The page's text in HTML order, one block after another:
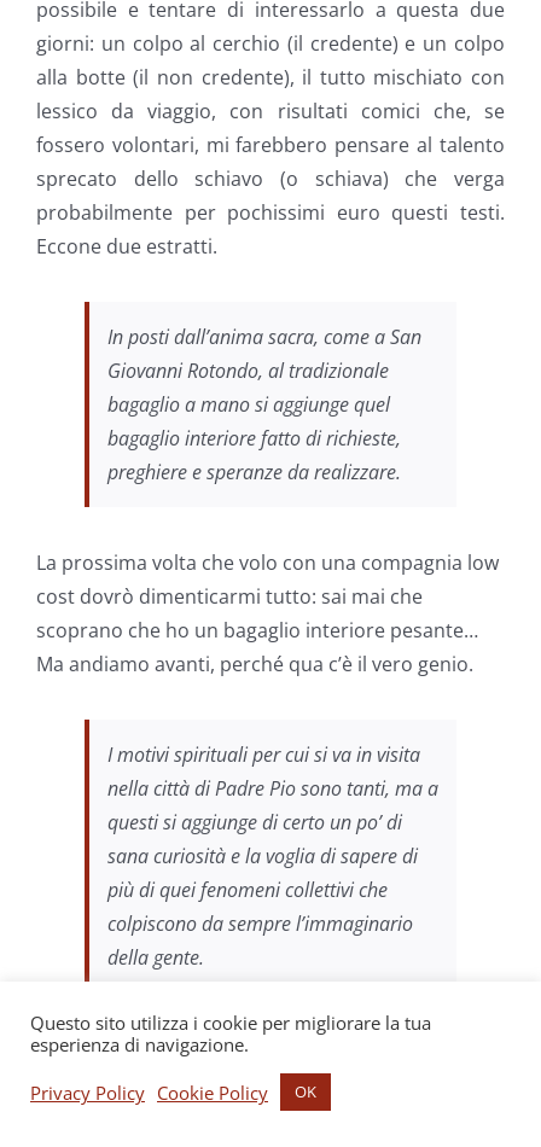
possibile e tentare di interessarlo a questa due
giorni: un colpo al cerchio (il credente) e un colpo
alla botte (il non credente), il tutto mischiato con
lessico da viaggio, con risultati comici che, se
fossero volontari, mi farebbero pensare al talento
sprecato dello schiavo (o schiava) che verga
probabilmente per pochissimi euro questi testi.
Eccone due estratti.
In posti dall’anima sacra, come a San
Giovanni Rotondo, al tradizionale
bagaglio a mano si aggiunge quel
bagaglio interiore fatto di richieste,
preghiere e speranze da realizzare.
La prossima volta che volo con una compagnia low
cost dovrò dimenticarmi tutto: sai mai che
scoprano che ho un bagaglio interiore pesante…
Ma andiamo avanti, perché qua c’è il vero genio.
I motivi spirituali per cui si va in visita
nella città di Padre Pio sono tanti, ma a
questi si aggiunge di certo un po’ di
sana curiosità e la voglia di sapere di
più di quei fenomeni collettivi che
colpiscono da sempre l’immaginario
della gente.
Questo sito utilizza i cookie per migliorare la tua
esperienza di navigazione.
Privacy Policy Cookie Policy OK